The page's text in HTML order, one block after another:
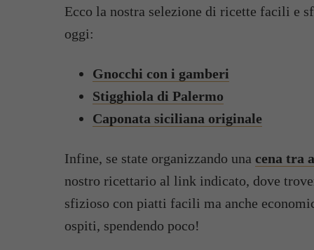
Ecco la nostra selezione di ricette facili e
oggi:
Gnocchi con i gamberi
Stigghiola di Palermo
Caponata siciliana originale
Infine, se state organizzando una cena tra
nostro ricettario al link indicato, dove
sfizioso con piatti facili ma anche
ospiti, spendendo poco!